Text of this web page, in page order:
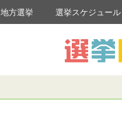
地方選挙 選挙スケジュール